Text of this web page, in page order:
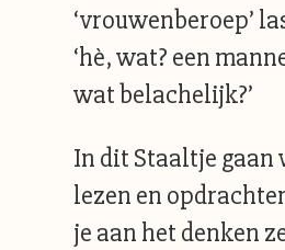
‘vrouwenberoep’
‘hè, wat? een
wat belachelijk?’
In dit Staaltje gaan
lezen en
je aan het denken